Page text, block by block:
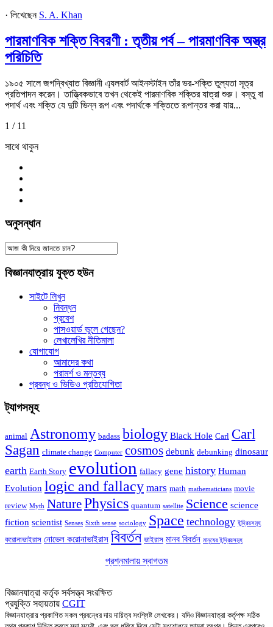
· লিখেছেন S. A. Khan
পারমাণবিক শক্তি বিবরণী : তৃতীয় পর্ব – পারমাণবিক অস্ত্র
পরিচিতি
১৯০৫ সালে জগদ্বিখ্যাত বিজ্ঞানী এ্যলবার্ট আইনস্টাইন তাঁর ভর-শক্তি তুল্যতা সূত্র
প্রতিপাদন করেন। তাত্ত্বিকভাবে তখন থেকেই পারমাণবিক শক্তির যাত্রা শুরু। বস্তু বা
পদার্থ এবং শক্তি যে দুটি ভিন্ন রূপ এবং পদার্থকে শক্তিতে রূপান্তর করা যায়...
1 / 11
সাথে থাকুন
অনুসন্ধান
বিজ্ঞানযাত্রায় যুক্ত হউন
সাইটে লিখুন
নিবন্ধন
প্রবেশ
পাসওয়ার্ড ভুলে গেছেন?
লেখালেখির নীতিমালা
যোগাযোগ
আমাদের কথা
পরামর্শ ও মন্তব্য
প্রবন্ধ ও ভিডিও প্রতিযোগিতা
ট্যাগসমূহ
animal Astronomy badass biology Black Hole Carl Carl
Sagan climate change Computer cosmos debunk debunking dinosaur
earth Earth Story evolution fallacy gene history Human
Evolution logic and fallacy mars math mathematicians movie
review Myth NaturePhysics quantum satellite Science science
fiction scientist Senses Sixth sense sociology Space technology ইন্দ্রিয়সমূহ
করোনাভাইরাস নোভেল করোনাভাইরাস বিবর্তন ভাইরাস মানব বিবর্তন মানুষের ইন্দ্রিয়সমূহ
প্রশ্নমালায় স্বাগতম
বিজ্ঞানযাত্রা কর্তৃক সর্বসত্ত্ব সংরক্ষিত
প্রযুক্তি সহায়তায় CGIT
বিজ্ঞানযাত্রায় প্রকাশিত সকল প্রবন্ধের দায় দায়িত্ব সংশ্লিষ্ট লেখকের। যদিও বিজ্ঞানযাত্রা কর্তৃপক্ষ সঠিক